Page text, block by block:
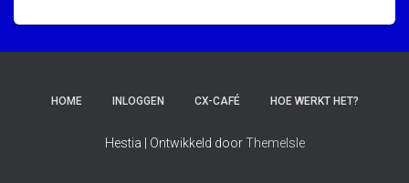
HOME INLOGGEN CX-CAFÉ HOE WERKT HET?
Hestia | Ontwikkeld doorThemeIsle